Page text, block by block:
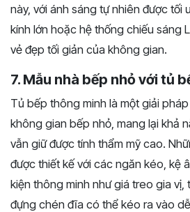
này, với ánh sáng tự nhiên được tối
kính lớn hoặc hệ thống chiếu sáng
vẻ đẹp tối giản của không gian.
7. Mẫu nhà bếp nhỏ với tủ
Tủ bếp thông minh là một giải
không gian bếp nhỏ, mang lại khả
vẫn giữ được tính thẩm mỹ cao.
được thiết kế với các ngăn kéo, kệ
kiện thông minh như giá treo gia vị,
đựng chén đĩa có thể kéo ra vào